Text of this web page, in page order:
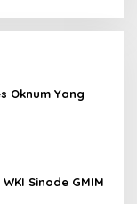
Oknum Yang
Sinode GMIM